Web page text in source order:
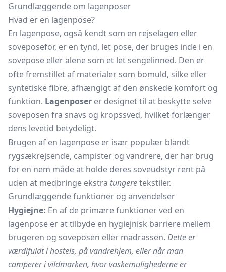
Grundlæggende om lagenposer
Hvad er en lagenpose?
En lagenpose, også kendt som en rejselagen eller
soveposefor, er en tynd, let pose, der bruges inde i en
sovepose eller alene som et let sengelinned. Den er
ofte fremstillet af materialer som bomuld, silke eller
syntetiske fibre, afhængigt af den ønskede komfort og
funktion. Lagenposer er designet til at beskytte selve
soveposen fra snavs og kropssved, hvilket forlænger
dens levetid betydeligt.
Brugen af en lagenpose er især populær blandt
rygsækrejsende, campister og vandrere, der har brug
for en nem måde at holde deres soveudstyr rent på
uden at medbringe ekstra tungeretekstiler.
Grundlæggende funktioner og anvendelser
Hygiejne: En af de primære funktioner ved en
lagenpose er at tilbyde en hygiejnisk barriere mellem
brugeren og soveposen eller madrassen. Dette er
værdifuldt i hostels, på vandrehjem, eller når man
camperer i vildmarken, hvor vaskemulighederne er